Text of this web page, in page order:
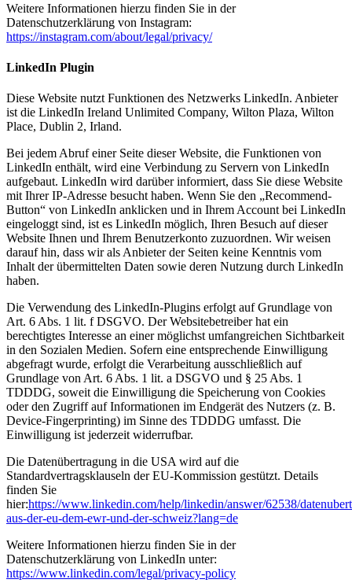
Weitere Informationen hierzu finden Sie in der
Datenschutzerklärung von Instagram:
https://instagram.com/about/legal/privacy/
LinkedIn Plugin
Diese Website nutzt Funktionen des Netzwerks LinkedIn. Anbieter
ist die LinkedIn Ireland Unlimited Company, Wilton Plaza, Wilton
Place, Dublin 2, Irland.
Bei jedem Abruf einer Seite dieser Website, die Funktionen von
LinkedIn enthält, wird eine Verbindung zu Servern von LinkedIn
aufgebaut. LinkedIn wird darüber informiert, dass Sie diese Website
mit Ihrer IP-Adresse besucht haben. Wenn Sie den „Recommend-
Button“ von LinkedIn anklicken und in Ihrem Account bei LinkedIn
eingeloggt sind, ist es LinkedIn möglich, Ihren Besuch auf dieser
Website Ihnen und Ihrem Benutzerkonto zuzuordnen. Wir weisen
darauf hin, dass wir als Anbieter der Seiten keine Kenntnis vom
Inhalt der übermittelten Daten sowie deren Nutzung durch LinkedIn
haben.
Die Verwendung des LinkedIn-Plugins erfolgt auf Grundlage von
Art. 6 Abs. 1 lit. f DSGVO. Der Websitebetreiber hat ein
berechtigtes Interesse an einer möglichst umfangreichen Sichtbarkeit
in den Sozialen Medien. Sofern eine entsprechende Einwilligung
abgefragt wurde, erfolgt die Verarbeitung ausschließlich auf
Grundlage von Art. 6 Abs. 1 lit. a DSGVO und § 25 Abs. 1
TDDDG, soweit die Einwilligung die Speicherung von Cookies
oder den Zugriff auf Informationen im Endgerät des Nutzers (z. B.
Device-Fingerprinting) im Sinne des TDDDG umfasst. Die
Einwilligung ist jederzeit widerrufbar.
Die Datenübertragung in die USA wird auf die
Standardvertragsklauseln der EU-Kommission gestützt. Details
finden Sie
hier:https://www.linkedin.com/help/linkedin/answer/62538/
aus-der-eu-dem-ewr-und-der-schweiz?lang=de
Weitere Informationen hierzu finden Sie in der
Datenschutzerklärung von LinkedIn unter:
https://www.linkedin.com/legal/privacy-policy